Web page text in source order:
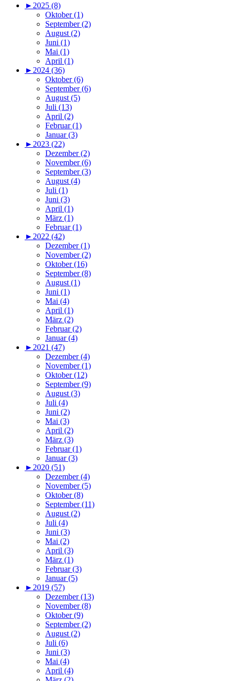
► 2025 (8)
Oktober (1)
September (2)
August (2)
Juni (1)
Mai (1)
April (1)
► 2024 (36)
Oktober (6)
September (6)
August (5)
Juli (13)
April (2)
Februar (1)
Januar (3)
► 2023 (22)
Dezember (2)
November (6)
September (3)
August (4)
Juli (1)
Juni (3)
April (1)
März (1)
Februar (1)
► 2022 (42)
Dezember (1)
November (2)
Oktober (16)
September (8)
August (1)
Juni (1)
Mai (4)
April (1)
März (2)
Februar (2)
Januar (4)
► 2021 (47)
Dezember (4)
November (1)
Oktober (12)
September (9)
August (3)
Juli (4)
Juni (2)
Mai (3)
April (2)
März (3)
Februar (1)
Januar (3)
► 2020 (51)
Dezember (4)
November (5)
Oktober (8)
September (11)
August (2)
Juli (4)
Juni (3)
Mai (2)
April (3)
März (1)
Februar (3)
Januar (5)
► 2019 (57)
Dezember (13)
November (8)
Oktober (9)
September (2)
August (2)
Juli (6)
Juni (3)
Mai (4)
April (4)